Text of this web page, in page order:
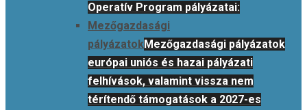
Operatív Program pályázatai:
Mezőgazdasági
pályázatokMezőgazdasági pályázatok
európai uniós és hazai pályázati
felhívások, valamint vissza nem
térítendő támogatások a 2027-es